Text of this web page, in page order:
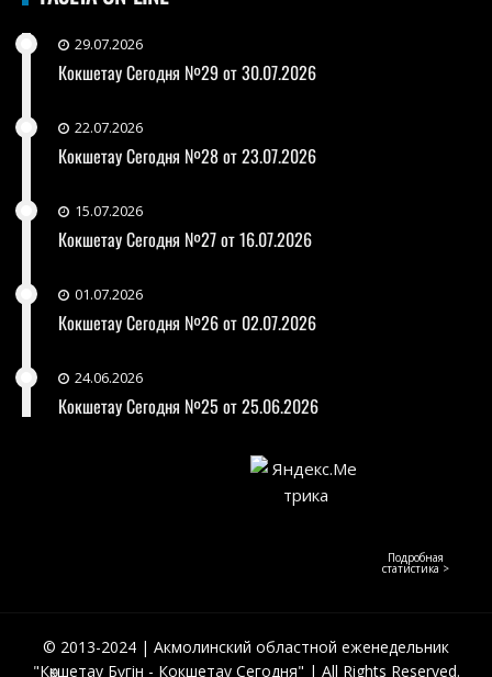
29.07.2026
Кокшетау Сегодня №29 от 30.07.2026
22.07.2026
Кокшетау Сегодня №28 от 23.07.2026
15.07.2026
Кокшетау Сегодня №27 от 16.07.2026
01.07.2026
Кокшетау Сегодня №26 от 02.07.2026
24.06.2026
Кокшетау Сегодня №25 от 25.06.2026
Подробная
статистика >
© 2013-2024 | Акмолинский областной еженедельник
"Көкшетау Бүгін - Кокшетау Сегодня" | All Rights Reserved.